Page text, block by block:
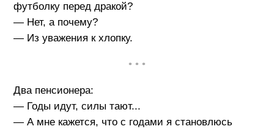
футболку перед дракой?
— Нет, а почему?
— Из уважения к хлопку.
• • •
Два пенсионера:
— Годы идут, силы тают...
— А мне кажется, что с годами я становлюсь